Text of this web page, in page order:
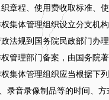
章程、使用费收取标准、
体管理组织设立分支机构
法规到国务院民政部门办
管理部门备案，由国务院
体管理组织应当根据下列
音录像制品等的时间、方